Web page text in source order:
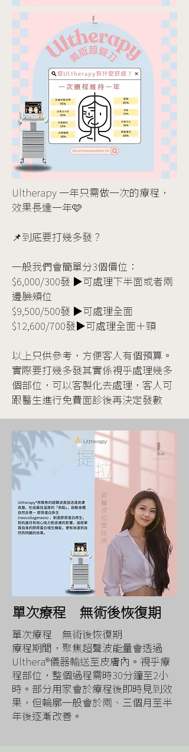
Ultherapy 一年只需做一次的療程，
效果長達一年🩷
📌到底要打幾多發？
一般我們會簡單分3個價位：
$6,000/300發 ▶️可處理下半面或者兩
邊臉頰位
$9,500/500發 ▶️可處理全面
$12,600/700發▶️可處理全面＋頸
以上只供參考，方便客人有個預算。
實際要打幾多發其實係視乎處理幾多
個部位，可以客製化去處理，客人可
跟醫生進行免費面診後再決定發數
單次療程 無術後恢復期
單次療程 無術後恢復期
療程期間，聚焦超聲波能量會透過
Ulthera®儀器輸送至皮膚內。視乎療
程部位，整個過程需時30分鐘至2小
時。部分用家會於療程後即時見到效
果，但輪廓一般會於兩、三個月至半
年後逐漸改善。